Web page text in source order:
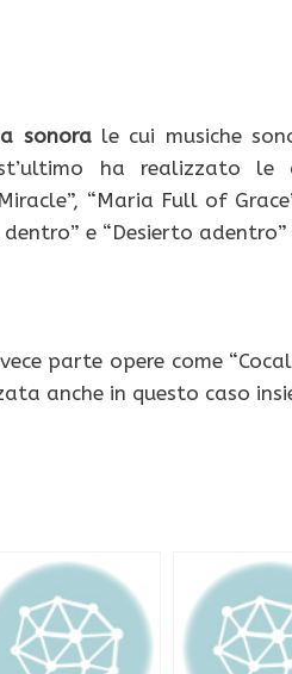
sonorale cui musiche
ha realizzato le
“Maria Full of
dentro” e “Desierto
parte opere come
anche in questo caso